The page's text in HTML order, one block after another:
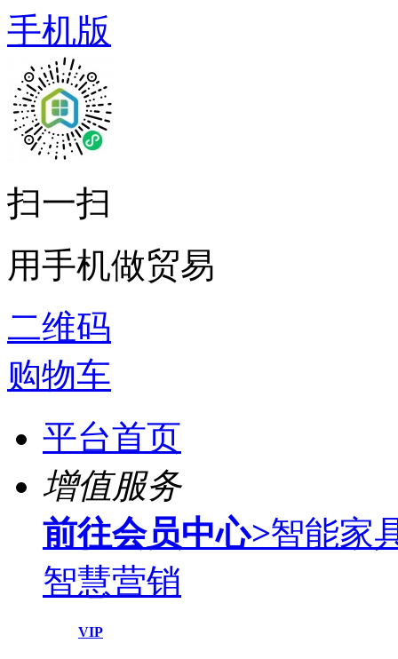
手机版
扫一扫
用手机做贸易
二维码
购物车
平台首页
增值服务
前往会员中心>智能家
智慧营销
VIP